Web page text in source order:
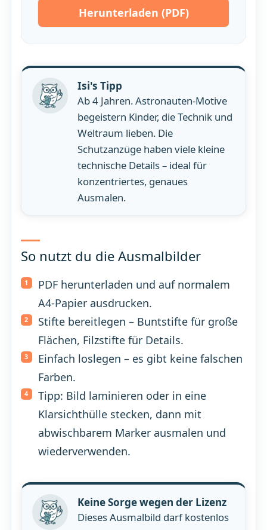
Herunterladen (PDF)
Isi's Tipp
Ab 4 Jahren. Astronauten-Motive
begeistern Kinder, die Technik und
Weltraum lieben. Die
Schutzanzüge haben viele kleine
technische Details – ideal für
konzentriertes, genaues
Ausmalen.
So nutzt du die Ausmalbilder
PDF herunterladen und auf normalem
A4-Papier ausdrucken.
Stifte bereitlegen – Buntstifte für große
Flächen, Filzstifte für Details.
Einfach loslegen – es gibt keine falschen
Farben.
Tipp: Bild laminieren oder in eine
Klarsichthülle stecken, dann mit
abwischbarem Marker ausmalen und
wiederverwenden.
Keine Sorge wegen der Lizenz
Dieses Ausmalbild darf kostenlos